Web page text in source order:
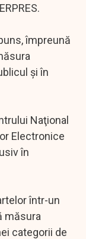
împreună
şi în
Naţional
Electronice
în
într-un
măsura
categorii de